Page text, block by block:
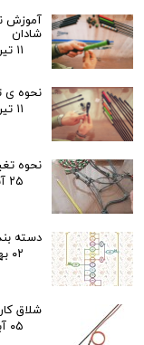
آموزش
شادان
۱۱ تیر ۰۲
نحوه ی
۱۱ تیر ۰۲
نحوه تغییر
۲۵ آبان ۰۱
دسته
۰۲ بهمن ۰۰
شلاق
۰۵ آبان ۰۰